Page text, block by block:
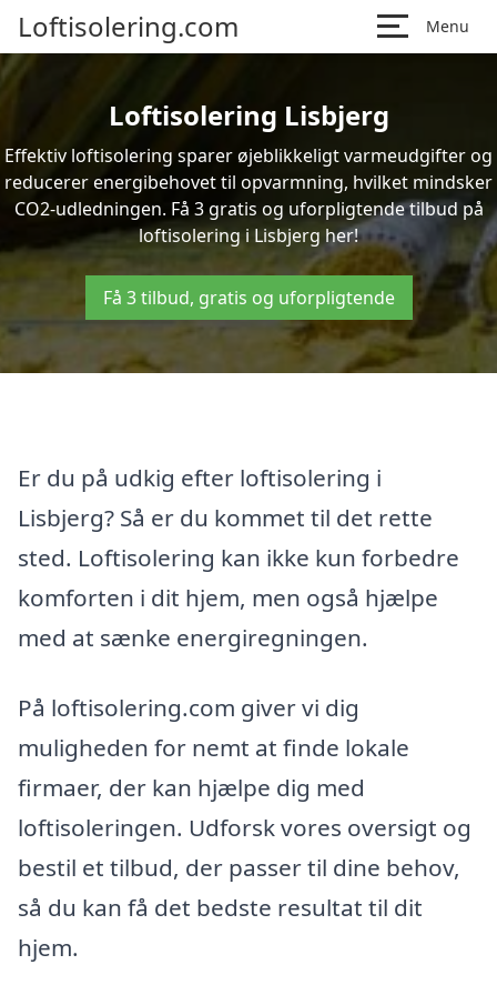
Loftisolering.com Menu
Loftisolering Lisbjerg
Effektiv loftisolering sparer øjeblikkeligt varmeudgifter og
reducerer energibehovet til opvarmning, hvilket mindsker
CO2-udledningen. Få 3 gratis og uforpligtende tilbud på
loftisolering i Lisbjerg her!
Få 3 tilbud, gratis og uforpligtende
Er du på udkig efter loftisolering i
Lisbjerg? Så er du kommet til det rette
sted. Loftisolering kan ikke kun forbedre
komforten i dit hjem, men også hjælpe
med at sænke energiregningen.
På loftisolering.com giver vi dig
muligheden for nemt at finde lokale
firmaer, der kan hjælpe dig med
loftisoleringen. Udforsk vores oversigt og
bestil et tilbud, der passer til dine behov,
så du kan få det bedste resultat til dit
hjem.